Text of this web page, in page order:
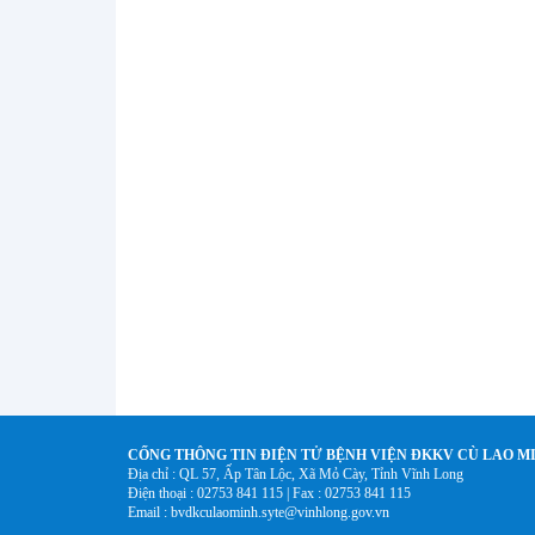
CỐNG THÔNG TIN ĐIỆN TỬ BỆNH VIỆN ĐKKV CÙ LAO
Địa chỉ : QL 57, Ấp Tân Lộc, Xã Mỏ Cày, Tỉnh Vĩnh Long
Điện thoại : 02753 841 115 | Fax : 02753 841 115
Email : bvdkculaominh.syte@vinhlong.gov.vn